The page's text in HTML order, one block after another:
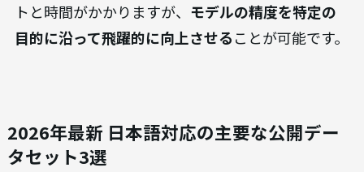
トと時間がかかりますが、 モデルの精度を特定の
目的に沿って飛躍的に向上させることが可能です。
2026年最新 日本語対応の主要な公開デー
タセット3選